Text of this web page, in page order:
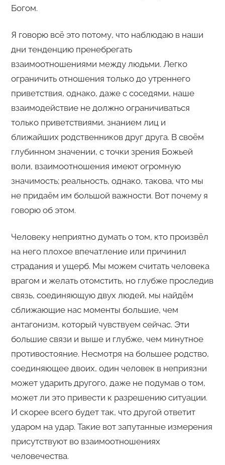
Богом.
Я говорю всё это потому, что наблюдаю в наши
дни тенденцию пренебрегать
взаимоотношениями между людьми. Легко
ограничить отношения только до утреннего
приветствия, однако, даже с соседями, наше
взаимодействие не должно ограничиваться
только приветствиями, знанием лиц и
ближайших родственников друг друга. В своём
глубинном значении, с точки зрения Божьей
воли, взаимоотношения имеют огромную
значимость; реальность, однако, такова, что мы
не придаём им большой важности. Вот почему я
говорю об этом.
Человеку неприятно думать о том, кто произвёл
на него плохое впечатление или причинил
страдания и ущерб. Мы можем считать человека
врагом и желать отомстить, но глубже проследив
связь, соединяющую двух людей, мы найдём
сближающие нас моменты большие, чем
антагонизм, который чувствуем сейчас. Эти
большие связи и выше и глубже, чем минутное
противостояние. Несмотря на большее родство,
соединяющее двоих, один человек в неприязни
может ударить другого, даже не подумав о том,
может ли это привести к разрешению ситуации.
И скорее всего будет так, что другой ответит
ударом на удар. Такие вот запутанные измерения
присутствуют во взаимоотношениях
человечества.